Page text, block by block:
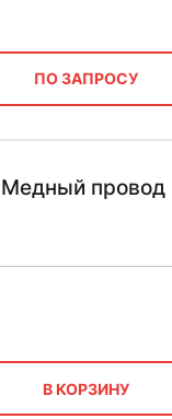
ПО ЗАПРОСУ
Медный
В КОРЗИНУ